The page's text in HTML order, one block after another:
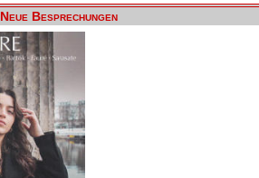
Neue Besprechungen